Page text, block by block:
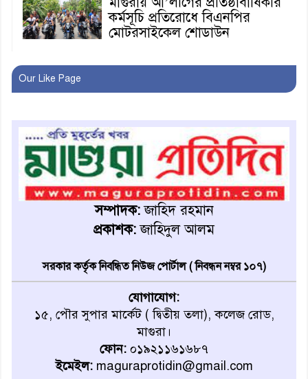
কর্মসূচি প্রতিরোধে বিএনপির
মোটরসাইকেল শোডাউন
খুব শিঘ্রই কর্মস্থলে ফিরবেন
মহম্মদপুর থানার ওসিকে ক্লোজ
বাবার হাতে বিক্রি টুকটুকি পুলিশের
সহযোগিতায় ফিরলো মায়ের
কোলে
বিক্ষোভ-সিসি ক্যামেরা ফুটেজ
যাচাইয়ের দাবি অভিযুক্ত শিক্ষকের
মাগুরার কথিত মাদক সম্রাট
আমিরুল গ্রেফতার
Our Like Page
সম্পাদক:জাহিদ রহমান
প্রকাশক:জাহিদুল আলম
সরকার কর্তৃক নিবন্ধিত নিউজ পোর্টাল ( নিবন্ধন নম্বর ১০৭)
যোগাযোগ:
১৫, পৌর সুপার মার্কেট ( দ্বিতীয় তলা), কলেজ রোড,
মাগুরা।
ফোন: ০১৯২১১৬১৬৮৭
ইমেইল: maguraprotidin@gmail.com